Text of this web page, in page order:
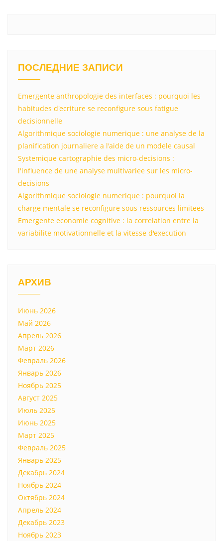
ПОСЛЕДНИЕ ЗАПИСИ
Emergente anthropologie des interfaces : pourquoi les
habitudes d'ecriture se reconfigure sous fatigue
decisionnelle
Algorithmique sociologie numerique : une analyse de la
planification journaliere a l'aide de un modele causal
Systemique cartographie des micro-decisions :
l'influence de une analyse multivariee sur les micro-
decisions
Algorithmique sociologie numerique : pourquoi la
charge mentale se reconfigure sous ressources limitees
Emergente economie cognitive : la correlation entre la
variabilite motivationnelle et la vitesse d'execution
АРХИВ
Июнь 2026
Май 2026
Апрель 2026
Март 2026
Февраль 2026
Январь 2026
Ноябрь 2025
Август 2025
Июль 2025
Июнь 2025
Март 2025
Февраль 2025
Январь 2025
Декабрь 2024
Ноябрь 2024
Октябрь 2024
Апрель 2024
Декабрь 2023
Ноябрь 2023